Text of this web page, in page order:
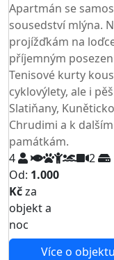
Apartmán se
sousedství mlýna.
projížďkám na
příjemným
Tenisové kurty
cyklovýlety, ale i
Slatiňany,
Chrudimi a k
památkám.
4
2
Od: 1.000
Kčza
objekt a
noc
Více o objektu